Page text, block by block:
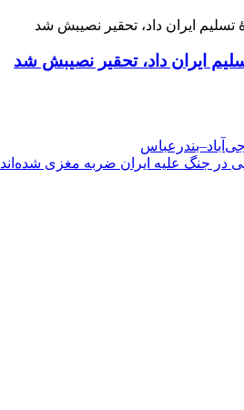
ایران داد، تحقیر نصیبش شد
در جنگ علیه ایران ضربه مغزی شده‌اند